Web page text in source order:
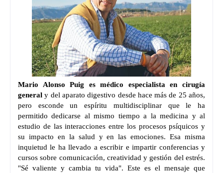
Mario Alonso Puig es médico especialista en cirugía
generaly del aparato digestivo desde hace más de 25 años,
pero esconde un espíritu multidisciplinar que le ha
permitido dedicarse al mismo tiempo a la medicina y al
estudio de las interacciones entre los procesos psíquicos y
su impacto en la salud y en las emociones. Esa misma
inquietud le ha llevado a escribir e impartir conferencias y
cursos sobre comunicación, creatividad y gestión del estrés.
"Sé valiente y cambia tu vida". Este es el mensaje que